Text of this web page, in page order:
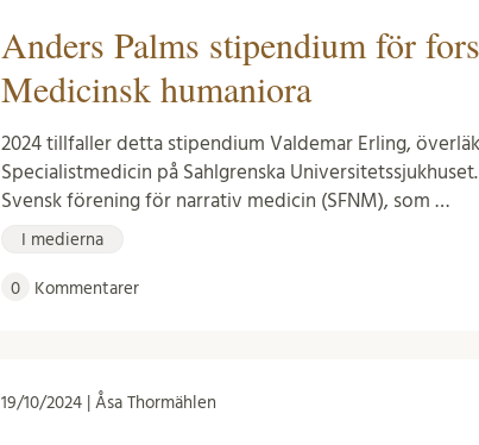
Anders Palms stipendium för
Medicinsk humaniora
2024 tillfaller detta stipendium Valdemar Erling,
Specialistmedicin på Sahlgrenska
Svensk förening för narrativ medicin (SFNM), som …
I medierna
0 Kommentarer
19/10/2024 | Åsa Thormählen